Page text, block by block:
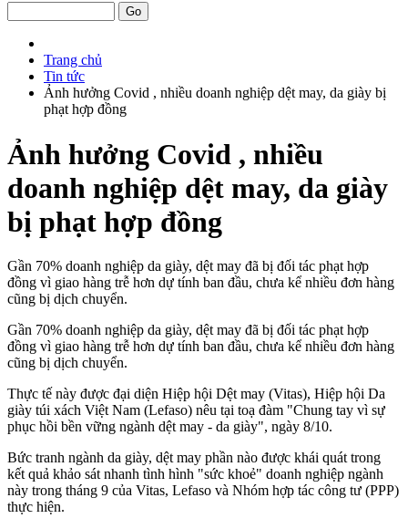
Trang chủ
Tin tức
Ảnh hưởng Covid , nhiều doanh nghiệp dệt may, da giày bị
phạt hợp đồng
Ảnh hưởng Covid , nhiều
doanh nghiệp dệt may, da giày
bị phạt hợp đồng
Gần 70% doanh nghiệp da giày, dệt may đã bị đối tác phạt hợp
đồng vì giao hàng trễ hơn dự tính ban đầu, chưa kể nhiều đơn hàng
cũng bị dịch chuyển.
Gần 70% doanh nghiệp da giày, dệt may đã bị đối tác phạt hợp
đồng vì giao hàng trễ hơn dự tính ban đầu, chưa kể nhiều đơn hàng
cũng bị dịch chuyển.
Thực tế này được đại diện Hiệp hội Dệt may (Vitas), Hiệp hội Da
giày túi xách Việt Nam (Lefaso) nêu tại toạ đàm "Chung tay vì sự
phục hồi bền vững ngành dệt may - da giày", ngày 8/10.
Bức tranh ngành da giày, dệt may phần nào được khái quát trong
kết quả khảo sát nhanh tình hình "sức khoẻ" doanh nghiệp ngành
này trong tháng 9 của Vitas, Lefaso và Nhóm hợp tác công tư (PPP)
thực hiện.